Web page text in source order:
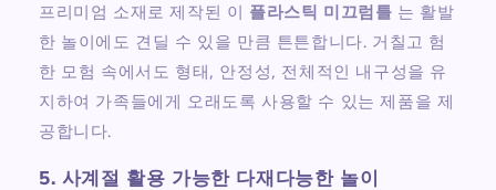
프리미엄 소재로 제작된 이 플라스틱 미끄럼틀 는 활발
한 놀이에도 견딜 수 있을 만큼 튼튼합니다. 거칠고 험
한 모험 속에서도 형태, 안정성, 전체적인 내구성을 유
지하여 가족들에게 오래도록 사용할 수 있는 제품을 제
공합니다.
5. 사계절 활용 가능한 다재다능한 놀이